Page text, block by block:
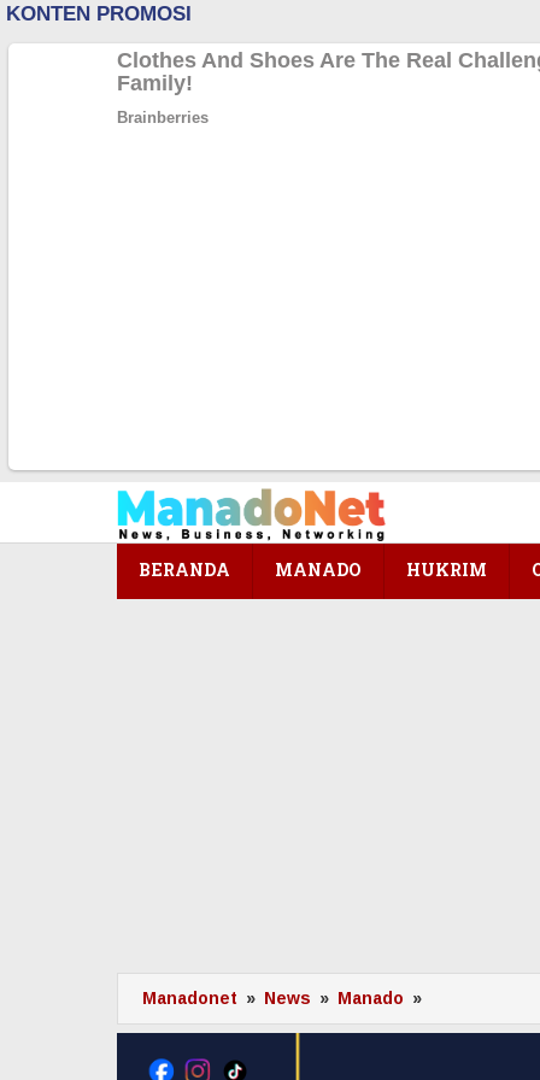
konten
BERANDA MANADO HUKRIM
Manadonet » News » Manado »
Prestasi,